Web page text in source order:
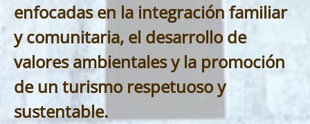
enfocadas en la integración familiar
y comunitaria, el desarrollo de
valores ambientales y la promoción
de un turismo respetuoso y
sustentable.